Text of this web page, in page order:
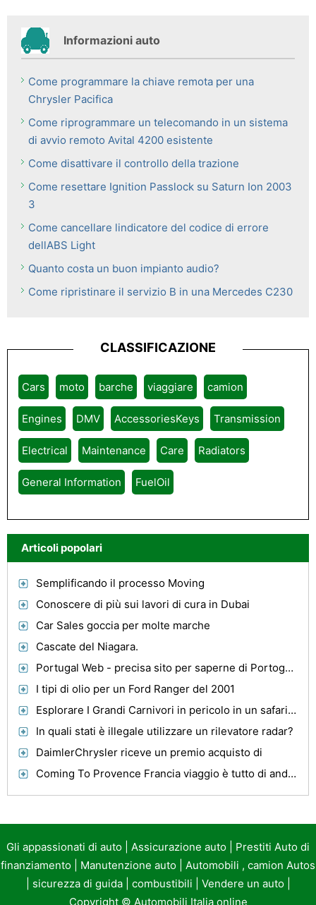
Informazioni auto
Come programmare la chiave remota per una
Chrysler Pacifica
Come riprogrammare un telecomando in un sistema
di avvio remoto Avital 4200 esistente
Come disattivare il controllo della trazione
Come resettare Ignition Passlock su Saturn Ion 2003
3
Come cancellare lindicatore del codice di errore
dellABS Light
Quanto costa un buon impianto audio?
Come ripristinare il servizio B in una Mercedes C230
CLASSIFICAZIONE
Cars moto barche viaggiare camion
Engines DMV AccessoriesKeys Transmission
Electrical Maintenance Care Radiators
General Information FuelOil
Articoli popolari
Semplificando il processo Moving
Conoscere di più sui lavori di cura in Dubai
Car Sales goccia per molte marche
Cascate del Niagara.
Portugal Web - precisa sito per saperne di Portogallo , negozio e Blog In
I tipi di olio per un Ford Ranger del 2001
Esplorare I Grandi Carnivori in pericolo in un safari in Tanzania
In quali stati è illegale utilizzare un rilevatore radar?
DaimlerChrysler riceve un premio acquisto di
Coming To Provence Francia viaggio è tutto di andare attraverso tutto il mondo attraverso gli occhi di Van Gogh
Gli appassionati di auto Assicurazione auto
Prestiti Auto di
finanziamento
Manutenzione auto
Automobili , camion Autos
sicurezza di guida| combustibili Vendere un auto|
Copyright © Automobili Italia online